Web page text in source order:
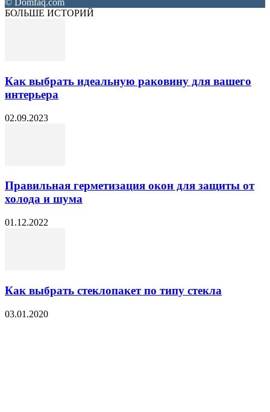
© Domfaq.com
БОЛЬШЕ ИСТОРИЙ
Как выбрать идеальную раковину для вашего
интерьера
02.09.2023
Правильная герметизация окон для защиты от
холода и шума
01.12.2022
Как выбрать стеклопакет по типу стекла
03.01.2020